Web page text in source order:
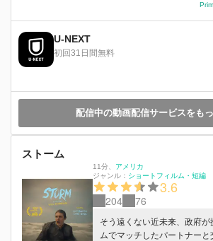
U-NEXT
初回31日間無料
配信中の動画配信サービスをも
ストーム
11分
アメリカ
ジャンル： ショートフィルム・短編
3.6
204 76
そう遠くない近未来、政府
ムでマッチしたパートナー